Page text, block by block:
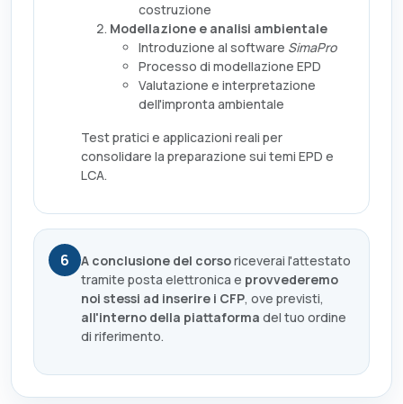
costruzione
Modellazione e analisi ambientale
Introduzione al software SimaPro
Processo di modellazione EPD
Valutazione e interpretazione
dell'impronta ambientale
Test pratici e applicazioni reali per
consolidare la preparazione sui temi EPD e
LCA.
6 A conclusione del corsoriceverai l'attestato
tramite posta elettronica e provvederemo
noi stessi ad inserire i CFP, ove previsti,
all'interno della piattaforma del tuo ordine
di riferimento.